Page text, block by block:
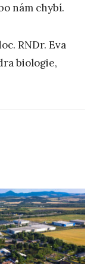
nám chybí.
RNDr. Eva
biologie,